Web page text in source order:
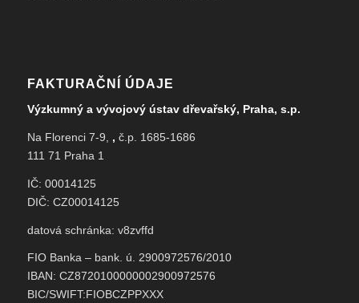
FAKTURAČNÍ ÚDAJE
Výzkumný a vývojový ústav dřevařský, Praha, s.p.
Na Florenci 7-9, , č.p. 1685-1686
111 71 Praha 1
IČ: 00014125
DIČ: CZ00014125
datová schránka: v8zvffd
FIO Banka – bank. ú. 2900972576/2010
IBAN: CZ8720100000002900972576
BIC/SWIFT:FIOBCZPPXXX